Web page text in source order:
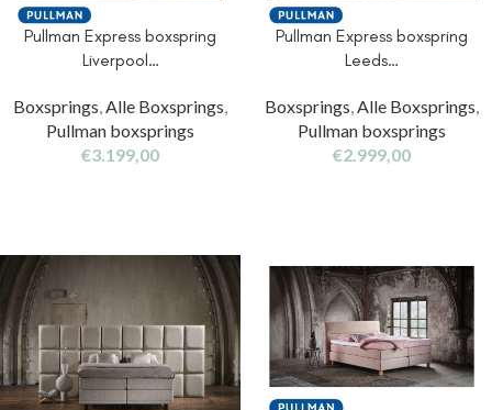
Pullman Express boxspring
Liverpool…
Boxsprings,Alle Boxsprings,
Pullman boxsprings
€3.199,00
Pullman Express boxspring
Leeds…
Boxsprings,Alle Boxsprings,
Pullman boxsprings
€2.999,00